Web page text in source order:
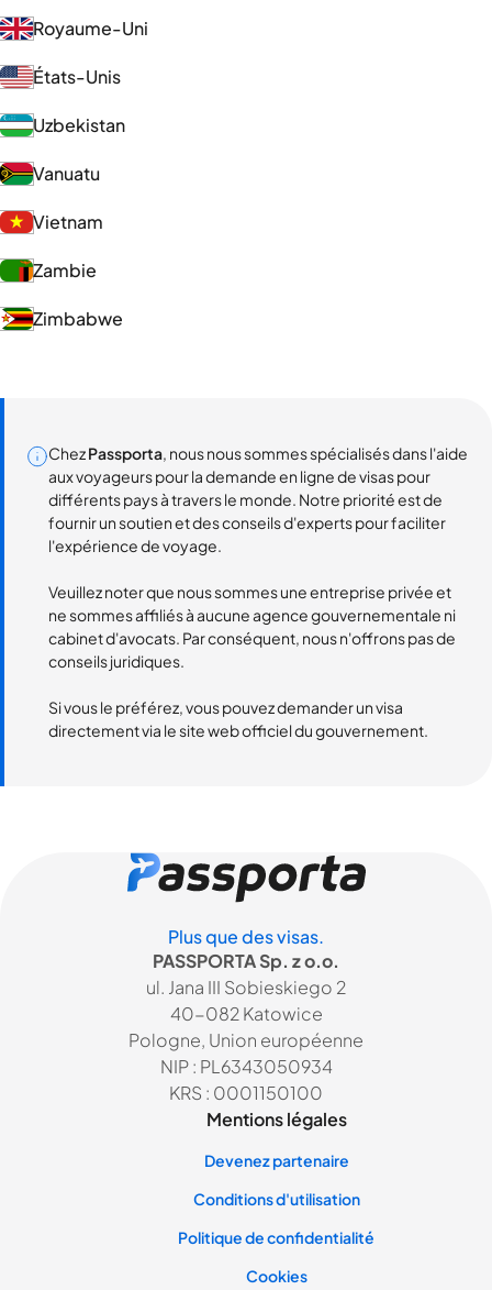
Royaume-Uni
États-Unis
Uzbekistan
Vanuatu
Vietnam
Zambie
Zimbabwe
ChezPassporta, nous nous sommes spécialisés dans l'aide
aux voyageurs pour la demande en ligne de visas pour
différents pays à travers le monde. Notre priorité est de
fournir un soutien et des conseils d'experts pour faciliter
l'expérience de voyage.
Veuillez noter que nous sommes une entreprise privée et
ne sommes affiliés à aucune agence gouvernementale ni
cabinet d'avocats. Par conséquent, nous n'offrons pas de
conseils juridiques.
Si vous le préférez, vous pouvez demander un visa
directement via le site web officiel du gouvernement.
Plus que des visas.
PASSPORTA Sp. z o.o.
ul. Jana III Sobieskiego 2
40-082 Katowice
Pologne, Union européenne
NIP : PL6343050934
KRS : 0001150100
Mentions légales
Devenez partenaire
Conditions d'utilisation
Politique de confidentialité
Cookies